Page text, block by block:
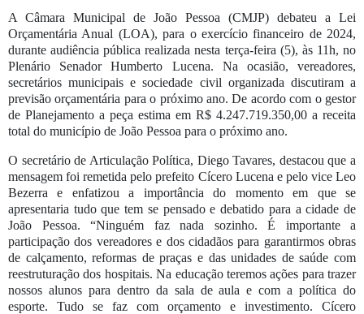
A Câmara Municipal de João Pessoa (CMJP) debateu a Lei
Orçamentária Anual (LOA), para o exercício financeiro de 2024,
durante audiência pública realizada nesta terça-feira (5), às 11h, no
Plenário Senador Humberto Lucena. Na ocasião, vereadores,
secretários municipais e sociedade civil organizada discutiram a
previsão orçamentária para o próximo ano. De acordo com o gestor
de Planejamento a peça estima em R$ 4.247.719.350,00 a receita
total do município de João Pessoa para o próximo ano.
O secretário de Articulação Política, Diego Tavares, destacou que a
mensagem foi remetida pelo prefeito Cícero Lucena e pelo vice Leo
Bezerra e enfatizou a importância do momento em que se
apresentaria tudo que tem se pensado e debatido para a cidade de
João Pessoa. “Ninguém faz nada sozinho. É importante a
participação dos vereadores e dos cidadãos para garantirmos obras
de calçamento, reformas de praças e das unidades de saúde com
reestruturação dos hospitais. Na educação teremos ações para trazer
nossos alunos para dentro da sala de aula e com a política do
esporte. Tudo se faz com orçamento e investimento. Cícero